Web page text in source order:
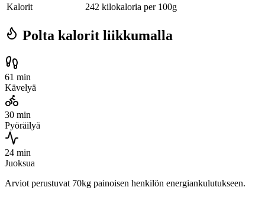
Kalorit
242 kilokaloria per 100g
Polta kalorit liikkumalla
61 min
Kävelyä
30 min
Pyöräilyä
24 min
Juoksua
Arviot perustuvat 70kg painoisen henkilön energiankulutukseen.